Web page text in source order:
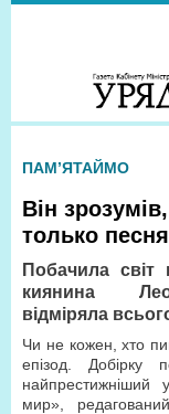
ПАМ’ЯТАЙМО
Він
только
Побачила світ
киянина
відміряла
Чи не кожен, хто
епізод. Добірку
мир»,